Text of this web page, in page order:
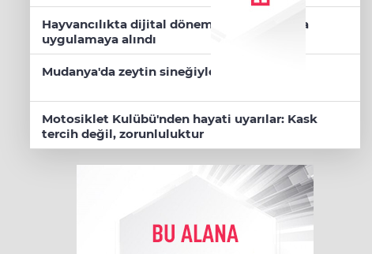
Hayvancılıkta dijital dönem... GEKİS Kars'ta
uygulamaya alındı
Mudanya'da zeytin sineğiyle mücadele
Motosiklet Kulübü'nden hayati uyarılar: Kask
tercih değil, zorunluluktur